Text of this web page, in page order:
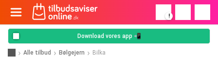
!
Download vores app 📲
Alle tilbud Bølgejern Bilka